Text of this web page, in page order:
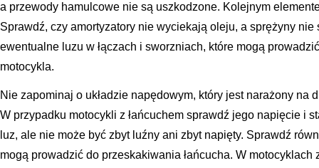
a przewody hamulcowe nie są uszkodzone. Kolejnym
Sprawdź, czy amortyzatory nie wyciekają oleju, a sprężyny
ewentualne luzu w łączach i sworzniach, które mogą
motocykla.
Nie zapominaj o układzie napędowym, który jest narażony na
W przypadku motocykli z łańcuchem sprawdź jego napięcie i
luz, ale nie może być zbyt luźny ani zbyt napięty. Sprawdź
mogą prowadzić do przeskakiwania łańcucha. W motocyklach